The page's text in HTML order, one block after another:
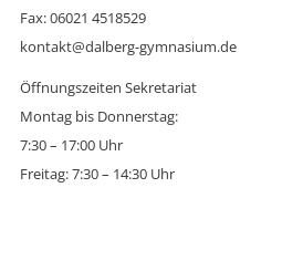
Fax: 06021 4518529
kontakt@dalberg-gymnasium.de
Öffnungszeiten Sekretariat
Montag bis Donnerstag:
7:30 – 17:00 Uhr
Freitag: 7:30 – 14:30 Uhr